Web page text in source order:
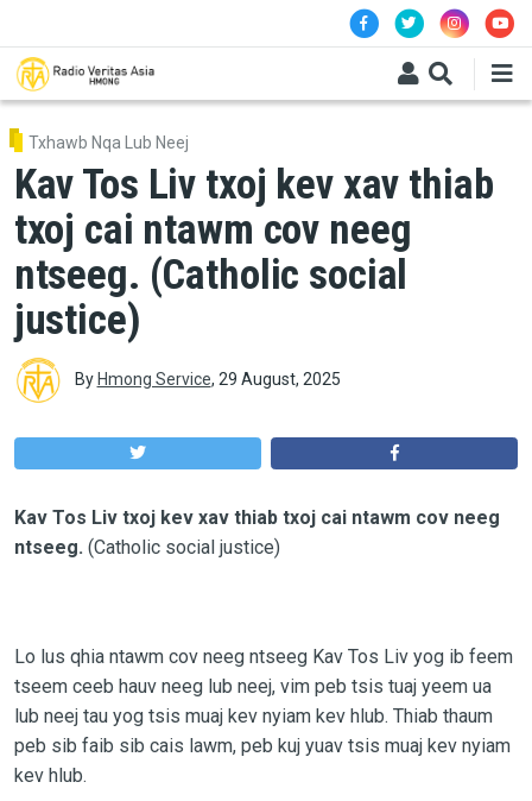
Txhawb Nqa Lub Neej
Kav Tos Liv txoj kev xav thiab
txoj cai ntawm cov neeg
ntseeg. (Catholic social
justice)
By Hmong Service, 29 August, 2025
Kav Tos Liv txoj kev xav thiab txoj cai ntawm cov neeg
ntseeg. (Catholic social justice)
Lo lus qhia ntawm cov neeg ntseeg Kav Tos Liv yog ib feem
tseem ceeb hauv neeg lub neej, vim peb tsis tuaj yeem ua
lub neej tau yog tsis muaj kev nyiam kev hlub. Thiab thaum
peb sib faib sib cais lawm, peb kuj yuav tsis muaj kev nyiam
kev hlub.